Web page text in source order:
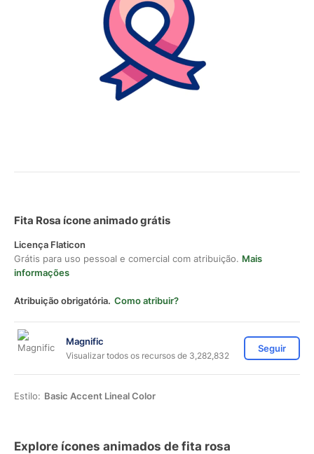
Fita Rosa ícone animado grátis
Licença Flaticon
Grátis para uso pessoal e comercial com atribuição. Mais
informações
Atribuição obrigatória. Como atribuir?
Magnific
Visualizar todos os recursos de 3,282,832
Seguir
Estilo: Basic Accent Lineal Color
Explore ícones animados de fita rosa